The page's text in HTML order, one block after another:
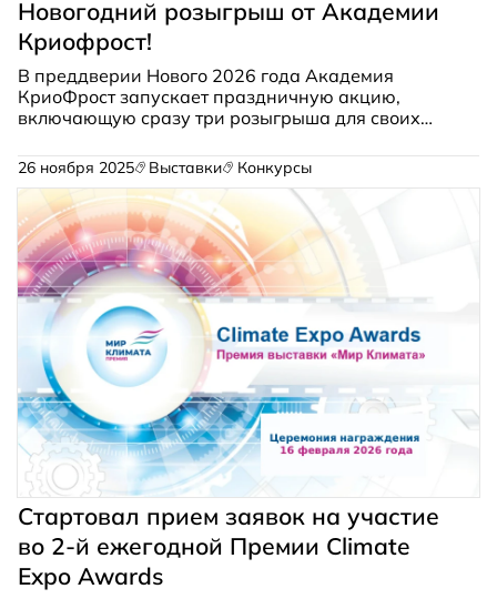
Новогодний розыгрыш от Академии
Криофрост!
В преддверии Нового 2026 года Академия
КриоФрост запускает праздничную акцию,
включающую сразу три розыгрыша для своих
— достичь символичного числа в 2026
подписчиков в
Telegram-канале
26 ноября 2025 Выставки Конкурсы
Стартовал прием заявок на участие
во 2-й ежегодной Премии Climate
Expo Awards